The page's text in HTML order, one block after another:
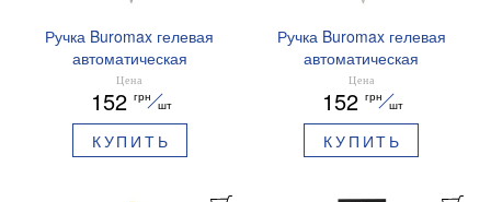
Ручка Buromax гелевая
автоматическая
PRESTIGE SILVER 0,5 мм
синие чернила BM.83102
Цена
152 грн
шт
КУПИТЬ
Ручка Buromax гелевая
автоматическая
PRESTIGE GOLD 0,5 мм
синие чернила BM.83101
Цена
152 грн
шт
КУПИТЬ